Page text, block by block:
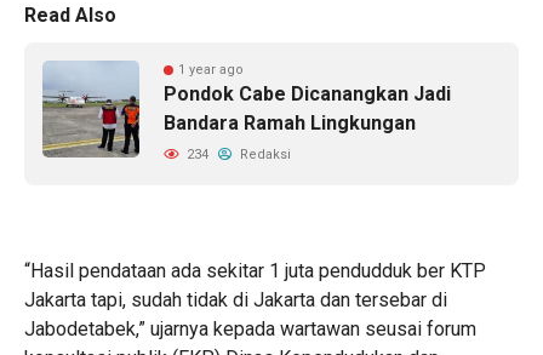
Read Also
1 year ago
Pondok Cabe Dicanangkan Jadi
Bandara Ramah Lingkungan
234 Redaksi
“Hasil pendataan ada sekitar 1 juta pendudduk ber KTP
Jakarta tapi, sudah tidak di Jakarta dan tersebar di
Jabodetabek,” ujarnya kepada wartawan seusai forum